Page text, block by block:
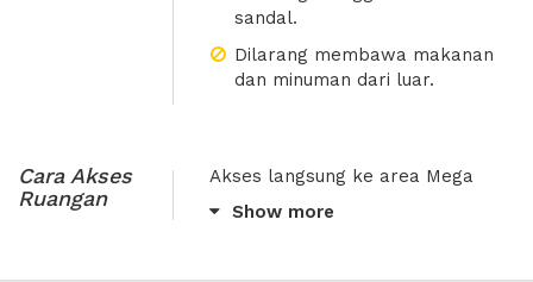
sandal.
Dilarang membawa makanan
dan minuman dari luar.
Cara Akses
Ruangan
Akses langsung ke area Mega
Kuningan, 10 menit ke SCBD, 800
Show more